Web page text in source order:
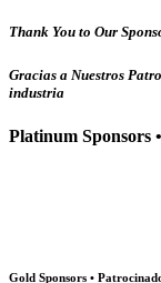
Thank You to Our
Gracias a Nuestros
industria
Platinum Sponsors
Gold Sponsors •